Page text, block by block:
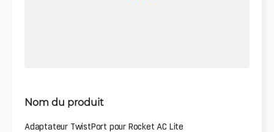
Nom du produit
Adaptateur TwistPort pour Rocket AC Lite